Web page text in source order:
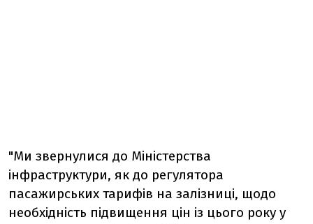
"Ми звернулися до Міністерства
інфраструктури, як до регулятора
пасажирських тарифів на залізниці, щодо
необхідність підвищення цін із цього року у